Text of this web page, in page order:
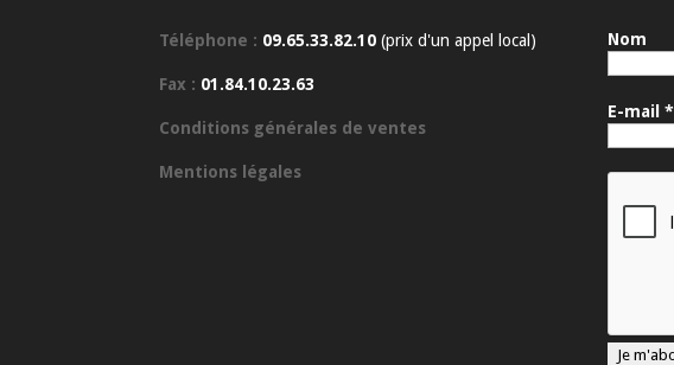
Téléphone : 09.65.33.82.10 (prix d'un appel local)
Fax : 01.84.10.23.63
Conditions générales de ventes
Mentions légales
Nom
E-mail*